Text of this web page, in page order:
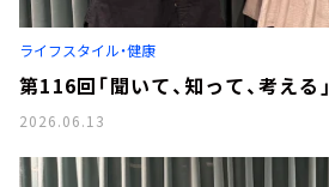
ライフスタイル・健康
第116回「聞いて、知って、考える」
2026.06.13